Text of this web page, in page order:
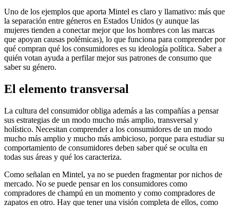
Uno de los ejemplos que aporta Mintel es claro y llamativo: más que
la separación entre géneros en Estados Unidos (y aunque las
mujeres tienden a conectar mejor que los hombres con las marcas
que apoyan causas polémicas), lo que funciona para comprender por
qué compran qué los consumidores es su ideología política. Saber a
quién votan ayuda a perfilar mejor sus patrones de consumo que
saber su género.
El elemento transversal
La cultura del consumidor obliga además a las compañías a pensar
sus estrategias de un modo mucho más amplio, transversal y
holístico. Necesitan comprender a los consumidores de un modo
mucho más amplio y mucho más ambicioso, porque para estudiar su
comportamiento de consumidores deben saber qué se oculta en
todas sus áreas y qué los caracteriza.
Como señalan en Mintel, ya no se pueden fragmentar por nichos de
mercado. No se puede pensar en los consumidores como
compradores de champú en un momento y como compradores de
zapatos en otro. Hay que tener una visión completa de ellos, como